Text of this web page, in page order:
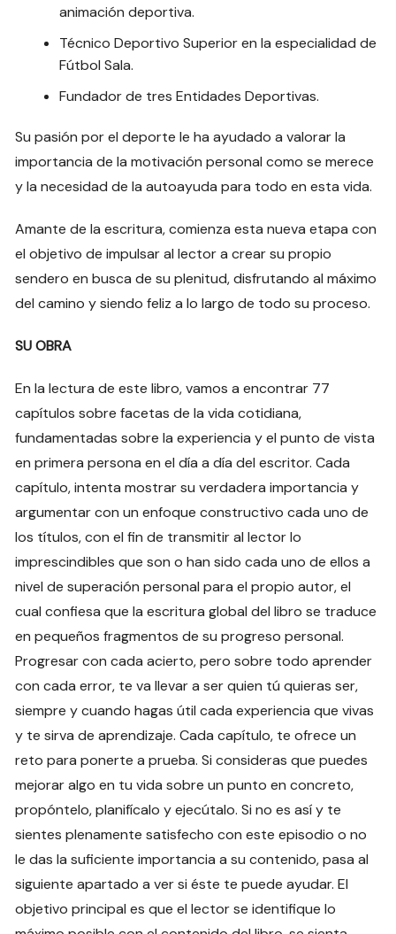
animación deportiva.
Técnico Deportivo Superior en la especialidad de
Fútbol Sala.
Fundador de tres Entidades Deportivas.
Su pasión por el deporte le ha ayudado a valorar la
importancia de la motivación personal como se merece
y la necesidad de la autoayuda para todo en esta vida.
Amante de la escritura, comienza esta nueva etapa con
el objetivo de impulsar al lector a crear su propio
sendero en busca de su plenitud, disfrutando al máximo
del camino y siendo feliz a lo largo de todo su proceso.
SU OBRA
En la lectura de este libro, vamos a encontrar 77
capítulos sobre facetas de la vida cotidiana,
fundamentadas sobre la experiencia y el punto de vista
en primera persona en el día a día del escritor. Cada
capítulo, intenta mostrar su verdadera importancia y
argumentar con un enfoque constructivo cada uno de
los títulos, con el fin de transmitir al lector lo
imprescindibles que son o han sido cada uno de ellos a
nivel de superación personal para el propio autor, el
cual confiesa que la escritura global del libro se traduce
en pequeños fragmentos de su progreso personal.
Progresar con cada acierto, pero sobre todo aprender
con cada error, te va llevar a ser quien tú quieras ser,
siempre y cuando hagas útil cada experiencia que vivas
y te sirva de aprendizaje. Cada capítulo, te ofrece un
reto para ponerte a prueba. Si consideras que puedes
mejorar algo en tu vida sobre un punto en concreto,
propóntelo, planifícalo y ejecútalo. Si no es así y te
sientes plenamente satisfecho con este episodio o no
le das la suficiente importancia a su contenido, pasa al
siguiente apartado a ver si éste te puede ayudar. El
objetivo principal es que el lector se identifique lo